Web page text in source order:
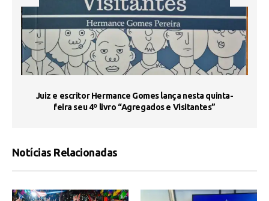
Juiz e escritor Hermance Gomes lança nesta quinta-
feira seu 4º livro “Agregados e Visitantes”
Notícias Relacionadas